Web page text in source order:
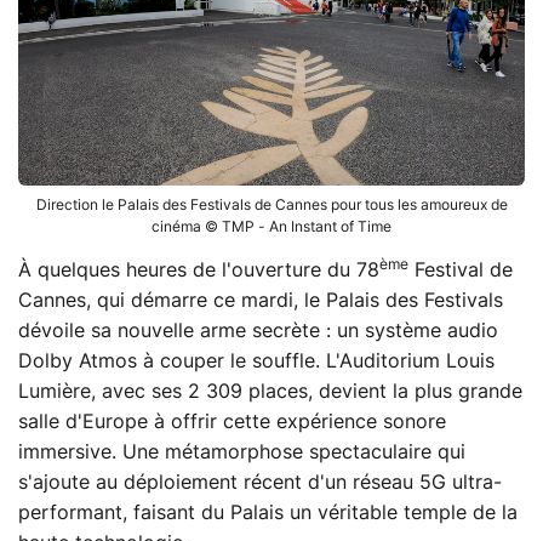
Direction le Palais des Festivals de Cannes pour tous les amoureux de
cinéma © TMP - An Instant of Time
À quelques heures de l'ouverture du 78ème Festival de
Cannes, qui démarre ce mardi, le Palais des Festivals
dévoile sa nouvelle arme secrète : un système audio
Dolby Atmos à couper le souffle. L'Auditorium Louis
Lumière, avec ses 2 309 places, devient la plus grande
salle d'Europe à offrir cette expérience sonore
immersive. Une métamorphose spectaculaire qui
s'ajoute au déploiement récent d'un réseau 5G ultra-
performant, faisant du Palais un véritable temple de la